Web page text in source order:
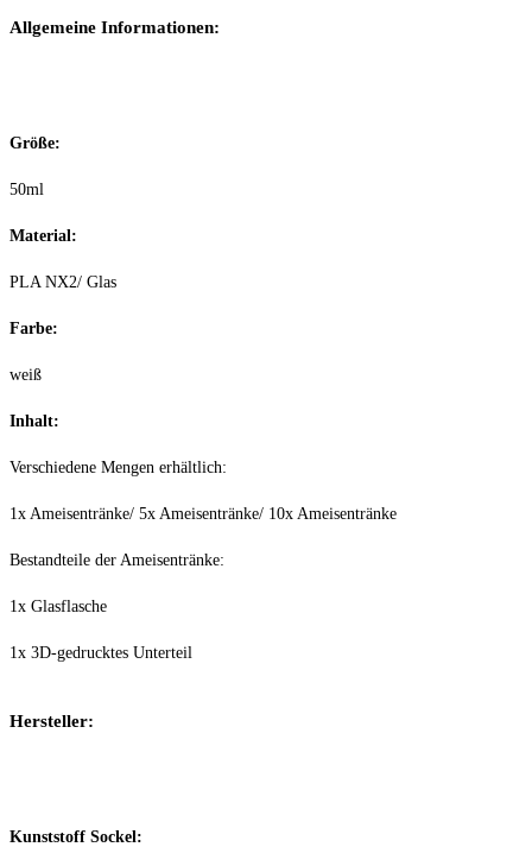
Allgemeine Informationen:
Größe:
50ml
Material:
PLA NX2/ Glas
Farbe:
weiß
Inhalt:
Verschiedene Mengen erhältlich:
1x Ameisentränke/ 5x Ameisentränke/ 10x Ameisentränke
Bestandteile der Ameisentränke:
1x Glasflasche
1x 3D-gedrucktes Unterteil
Hersteller:
Kunststoff Sockel: